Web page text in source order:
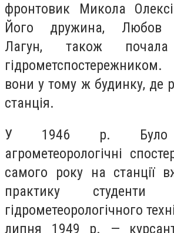
фронтовик Микола
Його дружина, Любов
Лагун, також почала
вони у тому ж будинку, де
станція.
У 1946 р. Було
агрометеорологічні
самого року на станції
практику студенти
гідрометеорологічного
липня 1949 р. —